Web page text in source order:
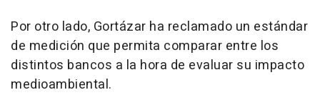
Por otro lado, Gortázar ha reclamado un estándar
de medición que permita comparar entre los
distintos bancos a la hora de evaluar su impacto
medioambiental.